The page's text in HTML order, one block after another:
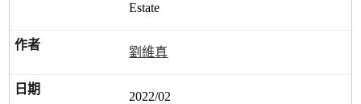
Estate
劉維真
2022/02